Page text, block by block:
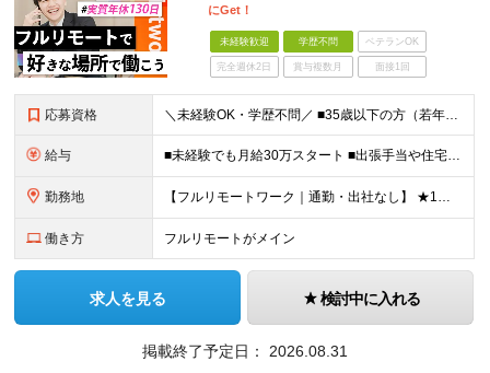
にGet！
未経験歓迎 学歴不問 ベテランOK
完全週休2日 賞与複数月 面接1回
応募資格 ＼未経験OK・学歴不問／ ■35歳以下の方（若年層の長期キャリア形成のため） ■第二新卒OK ■普通自動車免許（AT）をお持ちの方 ▼▽こんな方はぜひご応募ください！▽▼ 「車の運転が好き！」 「地
給与 ■未経験でも月給30万スタート ■出張手当や住宅手当あり 【東京都・神奈川県】 月給35万円～60万円＋インセンティブ＋賞与＋諸手当 上記月給は、月42時間分の固定残業代（月8万3900円以上）を含
勤務地 【フルリモートワーク｜通勤・出社なし】 ★1人1台社用車貸与 ★転勤なし ★直帰直行OK 【本社】 兵庫県神戸市中央区明石町44 神戸御幸ビル4F ★☆積極採用中☆★ ◆北海道・東北：札幌／福島／
働き方 フルリモートがメイン
求人を見る 検討中に入れる
掲載終了予定日： 2026.08.31